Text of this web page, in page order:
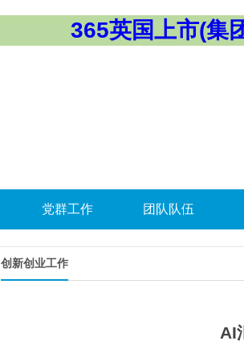
365英国上市(集
党群工作 团队队伍
创新创业工作
AI